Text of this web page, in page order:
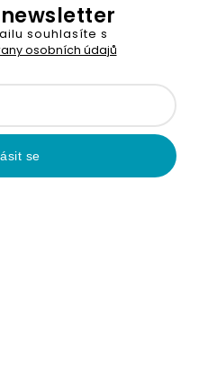
souhlasíte s
osobních údajů
se